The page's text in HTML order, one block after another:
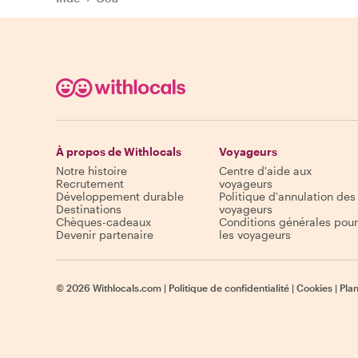
À propos de Withlocals
Notre histoire
Recrutement
Développement durable
Destinations
Chèques-cadeaux
Devenir partenaire
Voyageurs
Centre d'aide aux
voyageurs
Politique d'annulation des
voyageurs
Conditions générales pour
les voyageurs
© 2026 Withlocals.com | Politique de confidentialité | Cookies |